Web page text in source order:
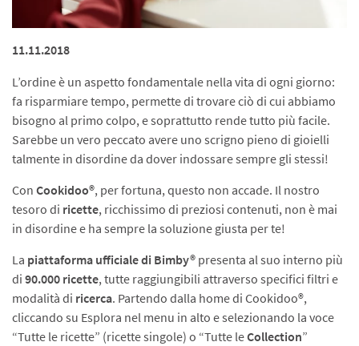
11.11.2018
L’ordine è un aspetto fondamentale nella vita di ogni giorno:
fa risparmiare tempo, permette di trovare ciò di cui abbiamo
bisogno al primo colpo, e soprattutto rende tutto più facile.
Sarebbe un vero peccato avere uno scrigno pieno di gioielli
talmente in disordine da dover indossare sempre gli stessi!
Con Cookidoo®, per fortuna, questo non accade. Il nostro
tesoro di ricette, ricchissimo di preziosi contenuti, non è mai
in disordine e ha sempre la soluzione giusta per te!
La piattaforma ufficiale di Bimby® presenta al suo interno più
di 90.000 ricette, tutte raggiungibili attraverso specifici filtri e
modalità di ricerca. Partendo dalla home di Cookidoo®,
cliccando su Esplora nel menu in alto e selezionando la voce
“Tutte le ricette” (ricette singole) o “Tutte leCollection”